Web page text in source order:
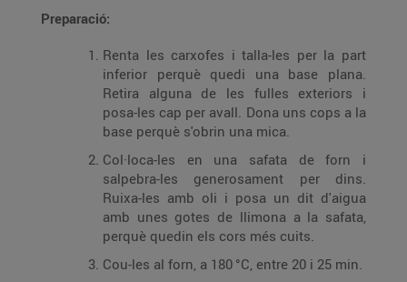
Preparació:
Renta les carxofes i talla-les per la part
inferior perquè quedi una base plana.
Retira alguna de les fulles exteriors i
posa-les cap per avall. Dona uns cops a la
base perquè s'obrin una mica.
Col·loca-les en una safata de forn i
salpebra-les generosament per dins.
Ruixa-les amb oli i posa un dit d'aigua
amb unes gotes de llimona a la safata,
perquè quedin els cors més cuits.
Cou-les al forn, a 180 °C, entre 20 i 25 min.